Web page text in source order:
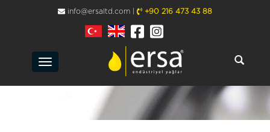
info@ersaltd.com | +90 216 473 43 88
Toggle